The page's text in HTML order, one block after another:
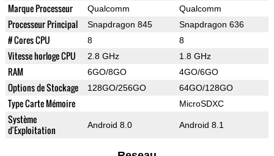
Marque Processeur Qualcomm Qualcomm
Processeur Principal Snapdragon 845 Snapdragon 636
# Cores CPU 8 8
Vitesse horloge CPU 2.8 GHz 1.8 GHz
RAM 6GO/8GO 4GO/6GO
Options de Stockage 128GO/256GO 64GO/128GO
Type Carte Mémoire MicroSDXC
Système
d'Exploitation
Android 8.0 Android 8.1